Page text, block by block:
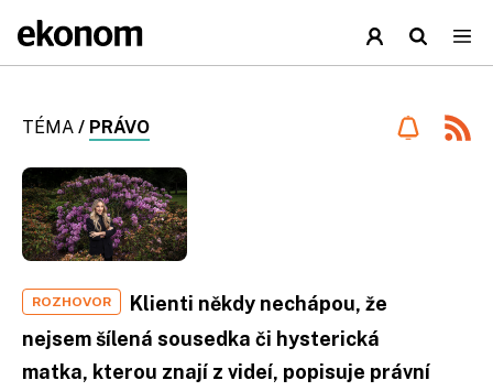
TÉMA / PRÁVO
ROZHOVOR
Klienti někdy nechápou, že
nejsem šílená sousedka či hysterická
matka, kterou znají z videí, popisuje právní